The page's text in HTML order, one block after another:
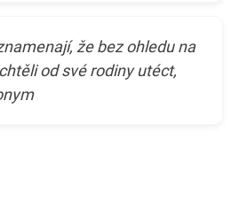
že bez ohledu na
od své rodiny utéct,